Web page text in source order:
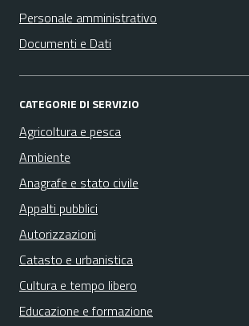
Personale amministrativo
Documenti e Dati
CATEGORIE DI SERVIZIO
Agricoltura e pesca
Ambiente
Anagrafe e stato civile
Appalti pubblici
Autorizzazioni
Catasto e urbanistica
Cultura e tempo libero
Educazione e formazione